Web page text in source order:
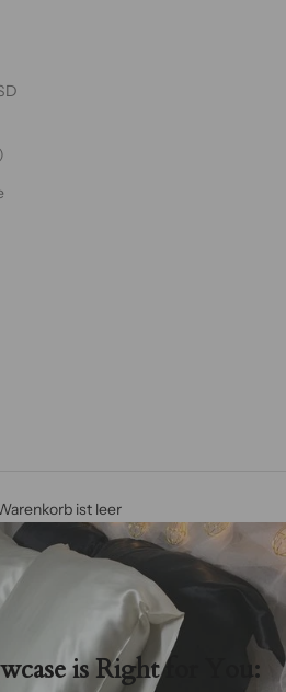
ist leer
is Right for You: